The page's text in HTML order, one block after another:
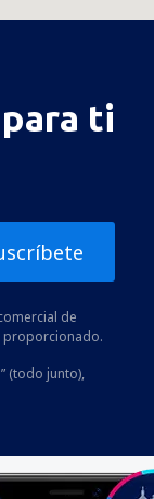
ti
de
proporcionado.
(todo junto),